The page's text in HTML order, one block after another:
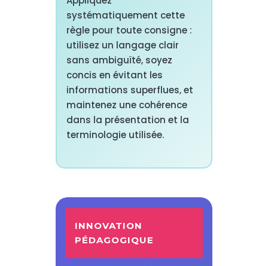
systématiquement cette
règle pour toute consigne :
utilisez un langage clair
sans ambiguïté, soyez
concis en évitant les
informations superflues, et
maintenez une cohérence
dans la présentation et la
terminologie utilisée.
INNOVATION
PÉDAGOGIQUE